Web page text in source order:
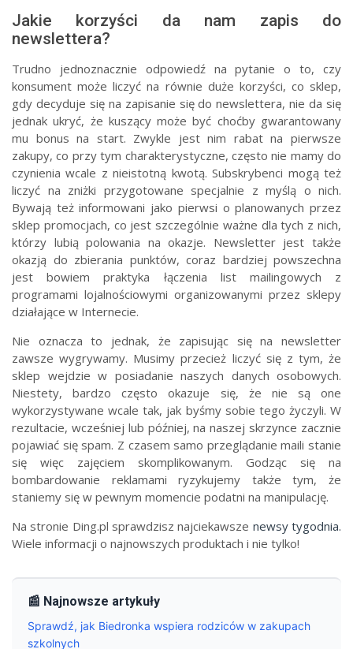
Jakie korzyści da nam zapis do
newslettera?
Trudno jednoznacznie odpowiedź na pytanie o to, czy
konsument może liczyć na równie duże korzyści, co sklep,
gdy decyduje się na zapisanie się do newslettera, nie da się
jednak ukryć, że kuszący może być choćby gwarantowany
mu bonus na start. Zwykle jest nim rabat na pierwsze
zakupy, co przy tym charakterystyczne, często nie mamy do
czynienia wcale z nieistotną kwotą. Subskrybenci mogą też
liczyć na zniżki przygotowane specjalnie z myślą o nich.
Bywają też informowani jako pierwsi o planowanych przez
sklep promocjach, co jest szczególnie ważne dla tych z nich,
którzy lubią polowania na okazje. Newsletter jest także
okazją do zbierania punktów, coraz bardziej powszechna
jest bowiem praktyka łączenia list mailingowych z
programami lojalnościowymi organizowanymi przez sklepy
działające w Internecie.
Nie oznacza to jednak, że zapisując się na newsletter
zawsze wygrywamy. Musimy przecież liczyć się z tym, że
sklep wejdzie w posiadanie naszych danych osobowych.
Niestety, bardzo często okazuje się, że nie są one
wykorzystywane wcale tak, jak byśmy sobie tego życzyli. W
rezultacie, wcześniej lub później, na naszej skrzynce zacznie
pojawiać się spam. Z czasem samo przeglądanie maili stanie
się więc zajęciem skomplikowanym. Godząc się na
bombardowanie reklamami ryzykujemy także tym, że
staniemy się w pewnym momencie podatni na manipulację.
Na stronie Ding.pl sprawdzisz najciekawsze newsy tygodnia.
Wiele informacji o najnowszych produktach i nie tylko!
📰 Najnowsze artykuły
Sprawdź, jak Biedronka wspiera rodziców w zakupach
szkolnych